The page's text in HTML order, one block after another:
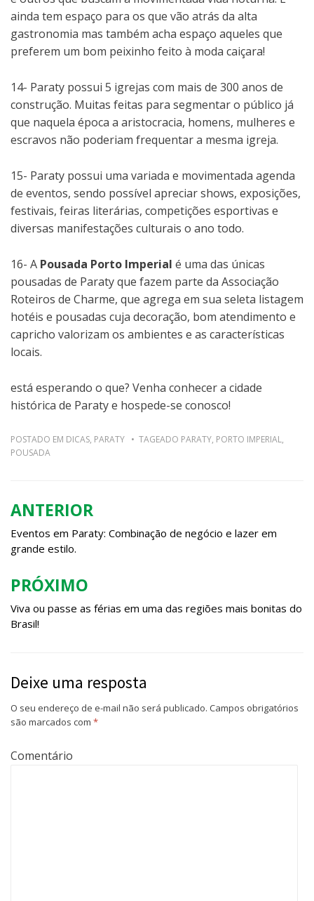
ainda tem espaço para os que vão atrás da alta
gastronomia mas também acha espaço aqueles que
preferem um bom peixinho feito à moda caiçara!
14- Paraty possui 5 igrejas com mais de 300 anos de
construção. Muitas feitas para segmentar o público já
que naquela época a aristocracia, homens, mulheres e
escravos não poderiam frequentar a mesma igreja.
15- Paraty possui uma variada e movimentada agenda
de eventos, sendo possível apreciar shows, exposições,
festivais, feiras literárias, competições esportivas e
diversas manifestações culturais o ano todo.
16- A Pousada Porto Imperial é uma das únicas
pousadas de Paraty que fazem parte da Associação
Roteiros de Charme, que agrega em sua seleta listagem
hotéis e pousadas cuja decoração, bom atendimento e
capricho valorizam os ambientes e as características
locais.
está esperando o que? Venha conhecer a cidade
histórica de Paraty e hospede-se conosco!
POSTADO EM DICAS, PARATY TAGEADO PARATY, PORTO IMPERIAL,
POUSADA
Navegação
de
Post
ANTERIOR
Eventos em Paraty: Combinação de negócio e lazer em
grande estilo.
PRÓXIMO
Viva ou passe as férias em uma das regiões mais bonitas do
Brasil!
Deixe uma resposta
O seu endereço de e-mail não será publicado. Campos obrigatórios
são marcados com *
Comentário